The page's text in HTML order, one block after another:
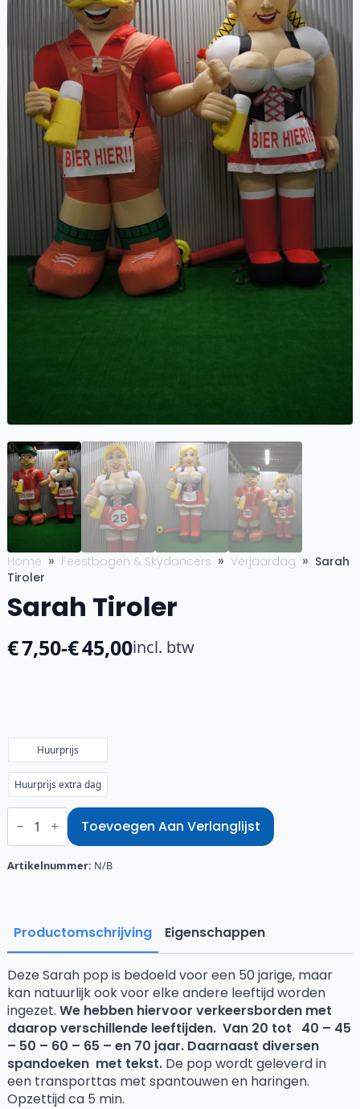
Home Feestbogen & Skydancers Verjaardag
Sarah
Tiroler
Sarah Tiroler
€7,50-€45,00
Prijsklasse:
incl. btw
Huurprijs
Huurprijs extra dag
Sarah
Tiroler Toevoegen Aan Verlanglijst
Artikelnummer: N/B
Productomschrijving Eigenschappen
Deze Sarah pop is bedoeld voor een 50 jarige, maar
kan natuurlijk ook voor elke andere leeftijd worden
ingezet. We hebben hiervoor verkeersborden met
daarop verschillende leeftijden. Van 20 tot 40 – 45
– 50 – 60 – 65 – en 70 jaar. Daarnaast diversen
spandoeken met tekst. De pop wordt geleverd in
een transporttas met spantouwen en haringen.
Opzettijd ca 5 min.